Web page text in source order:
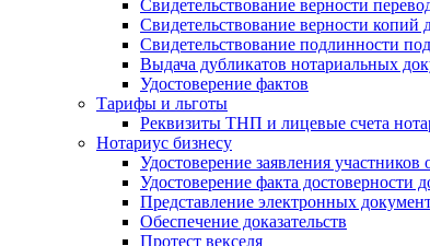
Свидетельствование верности
Свидетельствование верности
Свидетельствование подлинности
Выдача дубликатов нотариальных
Удостоверение фактов
Тарифы и льготы
Реквизиты ТНП и лицевые счета
Нотариус бизнесу
Удостоверение заявления
Удостоверение факта достоверности
Представление электронных
Обеспечение доказательств
Протест векселя